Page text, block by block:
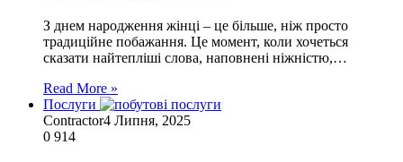
З днем народження жінці – це більше, ніж просто
традиційне побажання. Це момент, коли хочеться
сказати найтепліші слова, наповнені ніжністю,…
Read More »
Послуги
Contractor4 Липня, 2025
0 914